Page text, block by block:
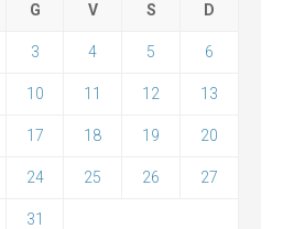
G V S D
3 4 5 6
10 11 12 13
17 18 19 20
24 25 26 27
31